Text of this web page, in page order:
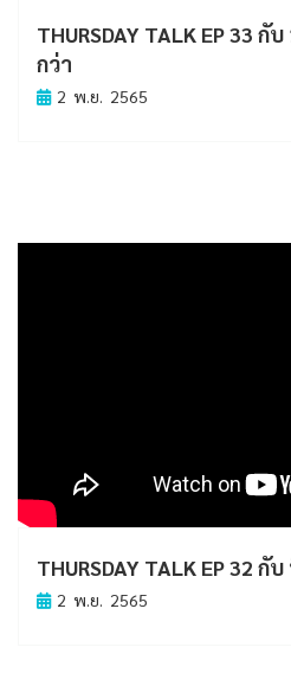
THURSDAY TALK EP 33
กว่า
2 พ.ย. 2565
THURSDAY TALK EP 32
2 พ.ย. 2565